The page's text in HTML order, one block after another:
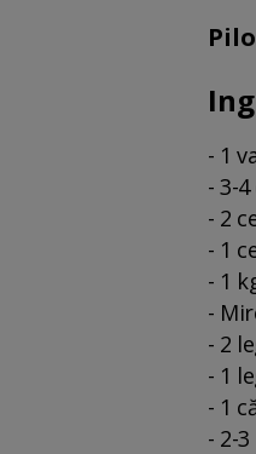
- 1
- 3-
- 2
- 1
- 1
-
- 2
- 1
- 1
- 2-